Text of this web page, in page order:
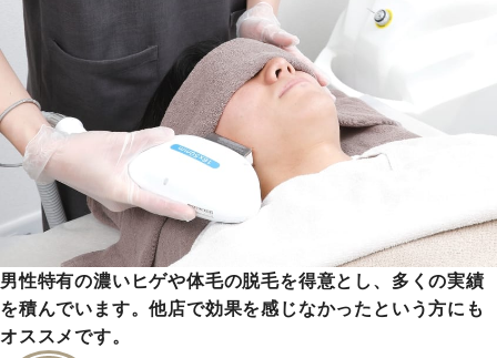
男性特有の濃いヒゲや体毛の脱毛を得意とし、多くの実績
を積んでいます。他店で効果を感じなかったという方にも
オススメです。